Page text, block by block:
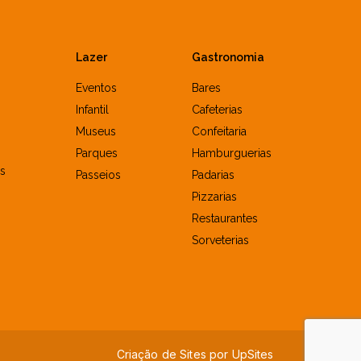
Lazer
Eventos
Infantil
Museus
Parques
Passeios
Gastronomia
Bares
Cafeterias
Confeitaria
Hamburguerias
Padarias
Pizzarias
Restaurantes
Sorveterias
Criação de Sites por UpSites